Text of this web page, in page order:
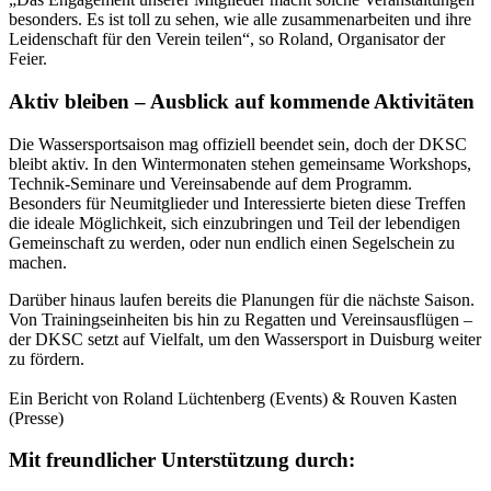
besonders. Es ist toll zu sehen, wie alle zusammenarbeiten und ihre
Leidenschaft für den Verein teilen“, so Roland, Organisator der
Feier.
Aktiv bleiben – Ausblick auf kommende Aktivitäten
Die Wassersportsaison mag offiziell beendet sein, doch der DKSC
bleibt aktiv. In den Wintermonaten stehen gemeinsame Workshops,
Technik-Seminare und Vereinsabende auf dem Programm.
Besonders für Neumitglieder und Interessierte bieten diese Treffen
die ideale Möglichkeit, sich einzubringen und Teil der lebendigen
Gemeinschaft zu werden, oder nun endlich einen Segelschein zu
machen.
Darüber hinaus laufen bereits die Planungen für die nächste Saison.
Von Trainingseinheiten bis hin zu Regatten und Vereinsausflügen –
der DKSC setzt auf Vielfalt, um den Wassersport in Duisburg weiter
zu fördern.
Ein Bericht von Roland Lüchtenberg (Events) & Rouven Kasten
(Presse)
Mit freundlicher Unterstützung durch: